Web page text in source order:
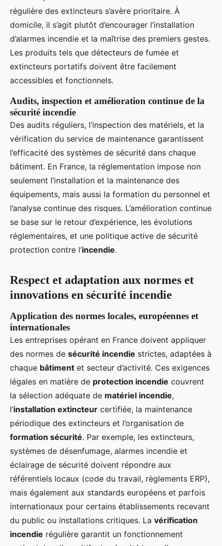
régulière des extincteurs s’avère prioritaire. À
domicile, il s’agit plutôt d’encourager l’installation
d’alarmes incendie et la maîtrise des premiers gestes.
Les produits tels que détecteurs de fumée et
extincteurs portatifs doivent être facilement
accessibles et fonctionnels.
Audits, inspection et amélioration continue de la
sécurité incendie
Des audits réguliers, l’inspection des matériels, et la
vérification du service de maintenance garantissent
l’efficacité des systèmes de sécurité dans chaque
bâtiment. En France, la réglementation impose non
seulement l’installation et la maintenance des
équipements, mais aussi la formation du personnel et
l’analyse continue des risques. L’amélioration continue
se base sur le retour d’expérience, les évolutions
réglementaires, et une politique active de sécurité
protection contre l’incendie.
Respect et adaptation aux normes et
innovations en sécurité incendie
Application des normes locales, européennes et
internationales
Les entreprises opérant en France doivent appliquer
des normes de sécurité incendie strictes, adaptées à
chaque bâtiment et secteur d’activité. Ces exigences
légales en matière de protection incendie couvrent
la sélection adéquate de matériel incendie,
l’installation extincteur certifiée, la maintenance
périodique des extincteurs et l’organisation de
formation sécurité. Par exemple, les extincteurs,
systèmes de désenfumage, alarmes incendie et
éclairage de sécurité doivent répondre aux
référentiels locaux (code du travail, règlements ERP),
mais également aux standards européens et parfois
internationaux pour certains établissements recevant
du public ou installations critiques. La vérification
incendie régulière garantit un fonctionnement